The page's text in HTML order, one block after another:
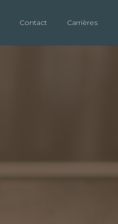
Contact Carrières